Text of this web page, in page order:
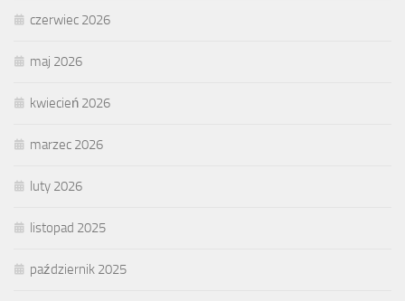
czerwiec 2026
maj 2026
kwiecień 2026
marzec 2026
luty 2026
listopad 2025
październik 2025